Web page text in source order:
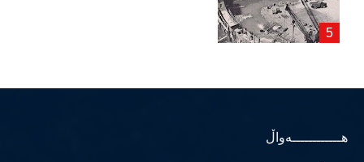
هــــــــــــەواڵ